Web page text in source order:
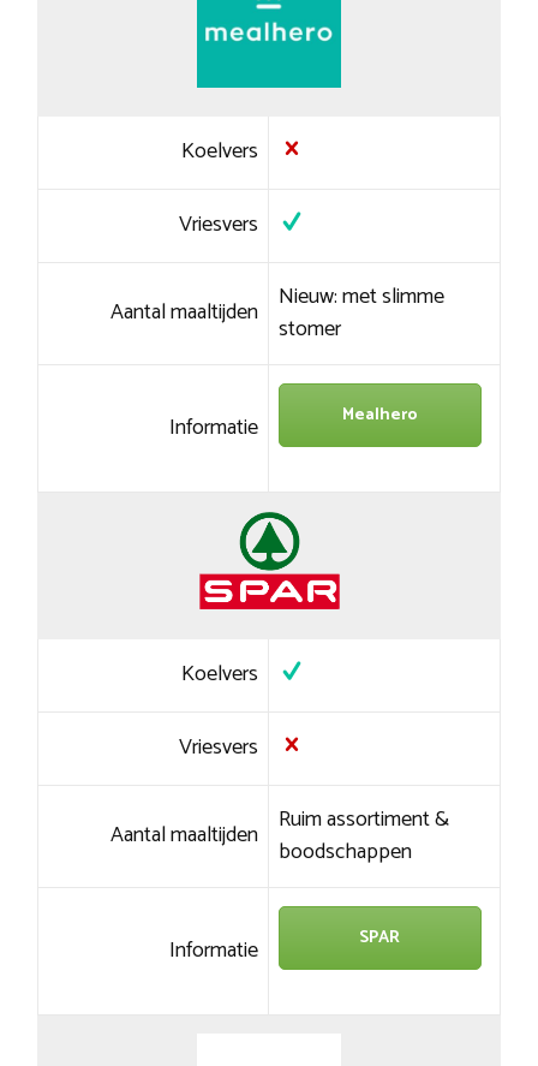
Koelvers
Vriesvers
Aantal maaltijden Nieuw: met slimme
stomer
Informatie Mealhero
Koelvers
Vriesvers
Aantal maaltijden Ruim assortiment &
boodschappen
Informatie SPAR